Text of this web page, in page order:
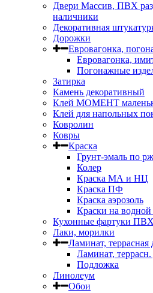
Двери Массив, ПВХ
наличники
Декоративная
Дорожки
Евровагонка,
Евровагонка,
Погонажные
Затирка
Камень декоративный
Клей МОМЕНТ
Клей для напольных
Ковролин
Ковры
Краска
Грунт-эмаль по
Колер
Краска МА и НЦ
Краска ПФ
Краска аэрозоль
Краски на водной
Кухонные фартуки
Лаки, морилки
Ламинат, террасная
Ламинат, террасн.
Подложка
Линолеум
Обои